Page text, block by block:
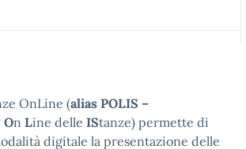
OnLine (alias POLIS –
On Line delle IStanze) permette di
digitale la presentazione delle